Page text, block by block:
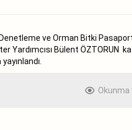
ve Orman Bitki
Yardımcısı Bülent ÖZTORUN
Okunma